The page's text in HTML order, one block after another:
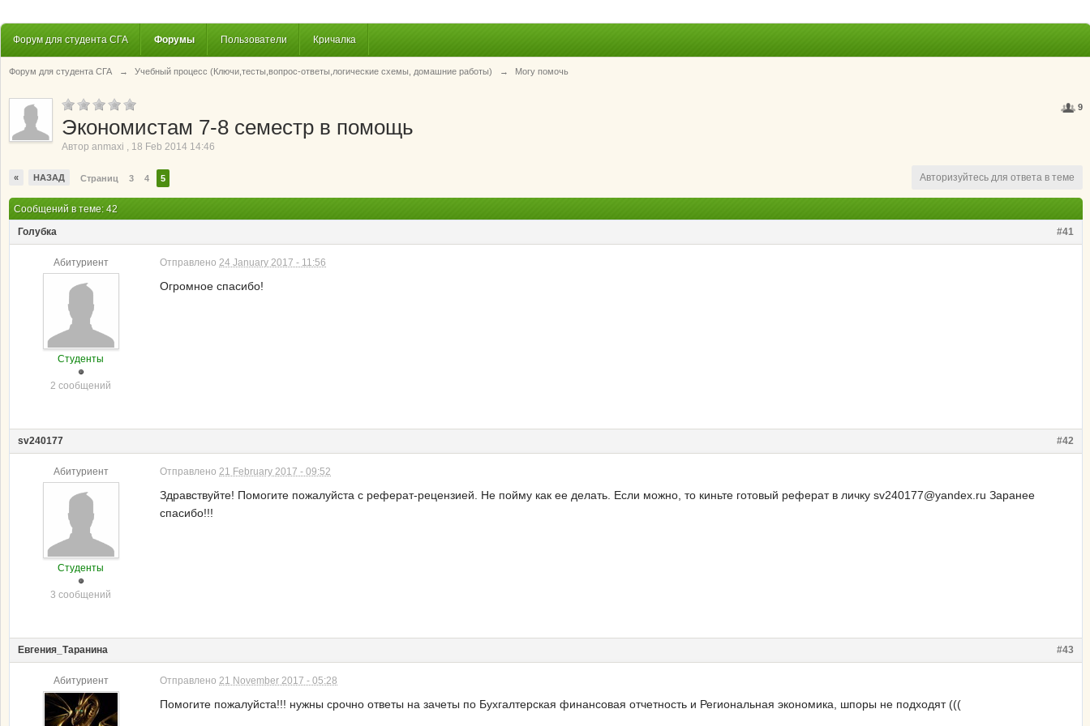
Форум для студента СГА Форумы Пользователи Кричалка
Форум для студента СГА → Учебный процесс (Ключи,тесты,вопрос-ответы,логические схемы, домашние работы) → Могу помочь
9
Экономистам 7-8 семестр в помощь
Автор anmaxi , 18 Feb 2014 14:46
« НАЗАД Страниц 3 4 5 Авторизуйтесь для ответа в теме
Сообщений в теме: 42
#41
Голубка
Абитуриент
Студенты
2 сообщений
Отправлено 24 January 2017 - 11:56
Огромное спасибо!
#42
sv240177
Абитуриент
Студенты
3 сообщений
Отправлено 21 February 2017 - 09:52
Здравствуйте! Помогите пожалуйста с реферат-рецензией. Не пойму как ее делать. Если можно, то киньте готовый реферат в личку sv240177@yandex.ru Заранее
спасибо!!!
#43
Евгения_Таранина
Абитуриент Отправлено 21 November 2017 - 05:28
Помогите пожалуйста!!! нужны срочно ответы на зачеты по Бухгалтерская финансовая отчетность и Региональная экономика, шпоры не подходят (((